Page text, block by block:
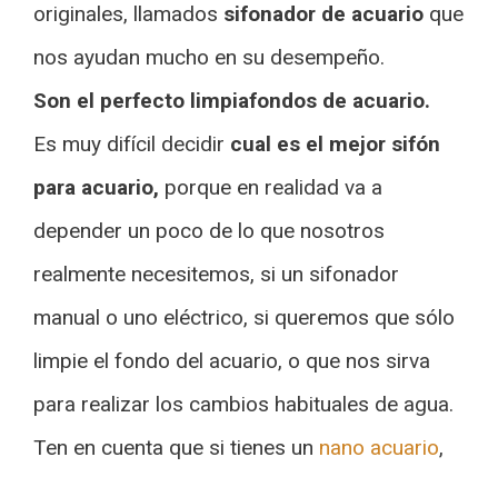
originales, llamados sifonador de acuario que
nos ayudan mucho en su desempeño.
Son el perfecto limpiafondos de acuario.
Es muy difícil decidir cual es el mejor sifón
para acuario, porque en realidad va a
depender un poco de lo que nosotros
realmente necesitemos, si un sifonador
manual o uno eléctrico, si queremos que sólo
limpie el fondo del acuario, o que nos sirva
para realizar los cambios habituales de agua.
Ten en cuenta que si tienes un nano acuario,